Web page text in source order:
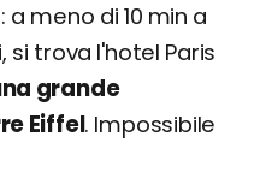
meno di 10 min a
si trova l'hotel Paris
grande
Eiffel. Impossibile